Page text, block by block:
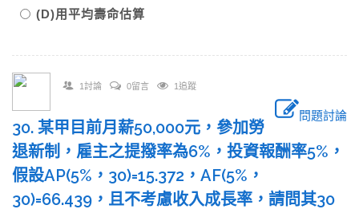
(D)用平均壽命估算
1討論 0留言 1追蹤
問題討論
30. 某甲目前月薪50,000元，參加勞
退新制，雇主之提撥率為6%，投資報酬率5%，
假設AP(5%，30)=15.372，AF(5%，
30)=66.439，且不考慮收入成長率，請問其30